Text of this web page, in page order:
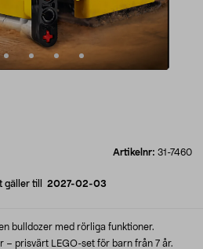
Artikelnr: 31-7460
gäller till 2027-02-03
bulldozer med rörliga funktioner.
– prisvärt LEGO-set för barn från 7 år.